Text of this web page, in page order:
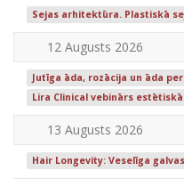
Sejas arhitektūra. Plastiskā
12 Augusts 2026
Jutīga āda, rozācija un āda
Lira Clinical vebinārs
13 Augusts 2026
Hair Longevity: Veselīga